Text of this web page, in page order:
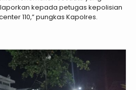
kepada petugas kepolisian
110,” pungkas Kapolres.